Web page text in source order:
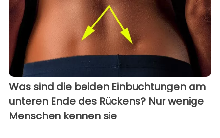
Was sind die beiden Einbuchtungen am
unteren Ende des Rückens? Nur wenige
Menschen kennen sie